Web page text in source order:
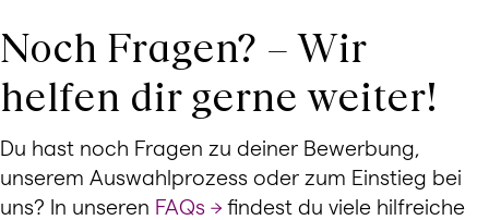
Noch Fragen? – Wir
helfen dir gerne weiter!
Du hast noch Fragen zu deiner Bewerbung,
unserem Auswahlprozess oder zum Einstieg bei
uns? In unseren FAQs
findest du viele hilfreiche